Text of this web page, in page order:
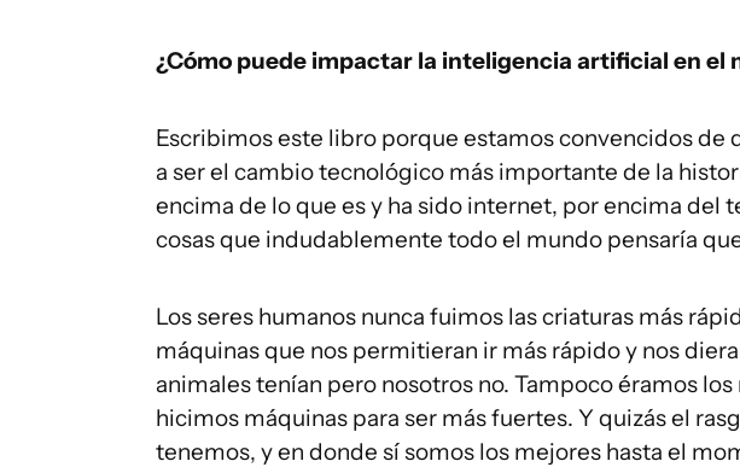
¿Cómo puede impactar la inteligencia artificial en el
Escribimos este libro porque estamos convencidos de
a ser el cambio tecnológico más importante de la
encima de lo que es y ha sido internet, por encima del
cosas que indudablemente todo el mundo pensaría
Los seres humanos nunca fuimos las criaturas más
máquinas que nos permitieran ir más rápido y nos
animales tenían pero nosotros no. Tampoco éramos
hicimos máquinas para ser más fuertes. Y quizás el
tenemos, y en donde sí somos los mejores hasta el